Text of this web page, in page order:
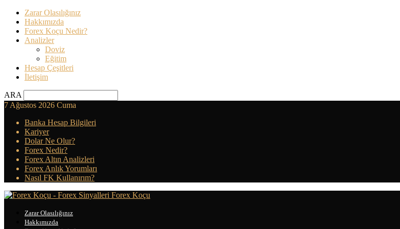
Zarar Olasılığınız
Hakkımızda
Forex Koçu Nedir?
Analizler
Doviz
Eğitim
Hesap Çeşitleri
İletişim
ARA
7 Ağustos 2026 Cuma
Banka Hesap Bilgileri
Kariyer
Dolar Ne Olur?
Forex Nedir?
Forex Altın Analizleri
Forex Anlık Yorumları
Nasıl FK Kullanırım?
Forex Koçu
Zarar Olasılığınız
Hakkımızda